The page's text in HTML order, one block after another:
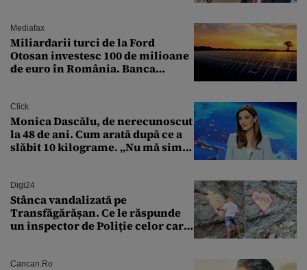
Mediafax
Miliardarii turci de la Ford
Otosan investesc 100 de milioane
de euro în România. Banca
Click
Monica Dascălu, de nerecunoscut
la 48 de ani. Cum arată după ce a
slăbit 10 kilograme. „Nu mă simt
Digi24
Stânca vandalizată pe
Transfăgărășan. Ce le răspunde
un inspector de Poliție celor care
Cancan.ro